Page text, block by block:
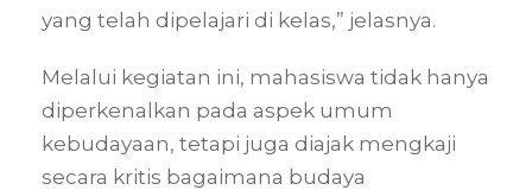
yang telah dipelajari di kelas,” jelasnya.
Melalui kegiatan ini, mahasiswa tidak hanya
diperkenalkan pada aspek umum
kebudayaan, tetapi juga diajak mengkaji
secara kritis bagaimana budaya